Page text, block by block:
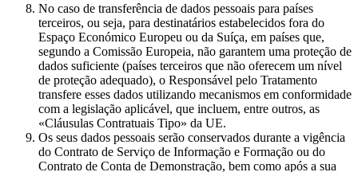
No caso de transferência de dados pessoais para países
terceiros, ou seja, para destinatários estabelecidos fora do
Espaço Económico Europeu ou da Suíça, em países que,
segundo a Comissão Europeia, não garantem uma proteção de
dados suficiente (países terceiros que não oferecem um nível
de proteção adequado), o Responsável pelo Tratamento
transfere esses dados utilizando mecanismos em conformidade
com a legislação aplicável, que incluem, entre outros, as
«Cláusulas Contratuais Tipo» da UE.
Os seus dados pessoais serão conservados durante a vigência
do Contrato de Serviço de Informação e Formação ou do
Contrato de Conta de Demonstração, bem como após a sua